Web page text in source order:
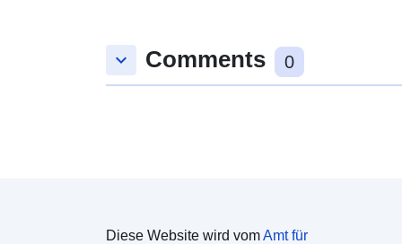
keyboard_arrow_down Comments 0
Diese Website wird vomAmt für